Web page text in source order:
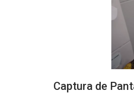
Captura de